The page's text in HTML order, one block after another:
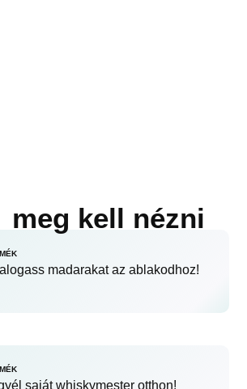
meg kell nézni
madarakat az ablakodhoz!
saját whiskymester otthon!